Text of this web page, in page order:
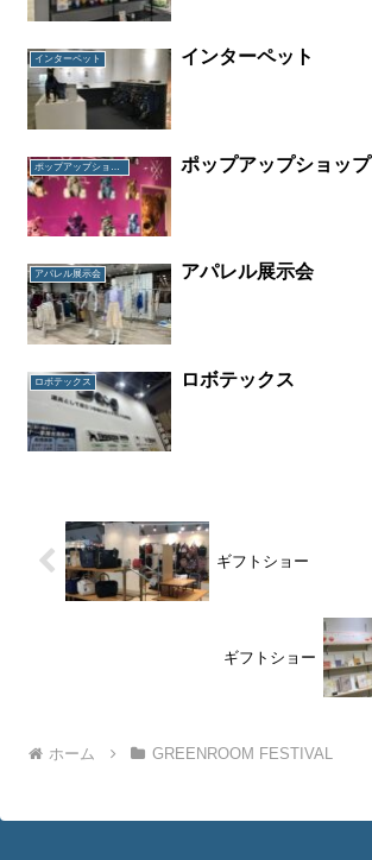
インターペット インターペット
ポップアップショップ ポップアップショップ
アパレル展示会 アパレル展示会
ロボテックス ロボテックス
ギフトショー
ギフトショー
ホーム GREENROOM FESTIVAL